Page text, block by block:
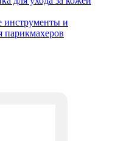
инструменты и
парикмахеров